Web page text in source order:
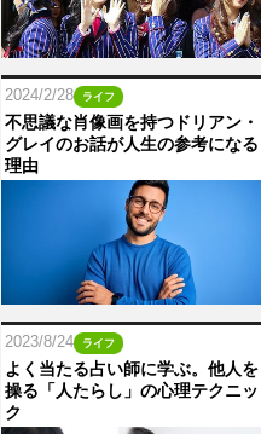
2024/2/28 ライフ
不思議な肖像画を持つドリアン・
グレイのお話が人生の参考になる
理由
2023/8/24 ライフ
よく当たる占い師に学ぶ。他人を
操る「人たらし」の心理テクニッ
ク